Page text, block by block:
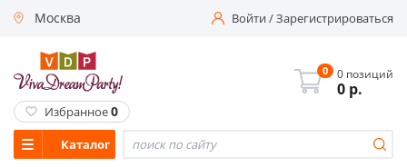
Москва Войти/Зарегистрироваться
Каталог
0 0 позиций
0 р.
Избранное0